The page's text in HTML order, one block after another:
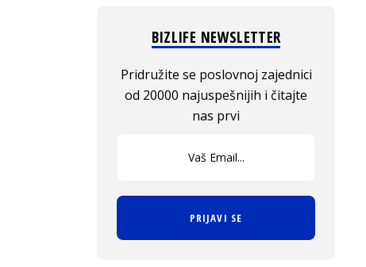
BIZLIFE NEWSLETTER
Pridružite se poslovnoj zajednici
od 20000 najuspešnijih i čitajte
nas prvi
PRIJAVI SE